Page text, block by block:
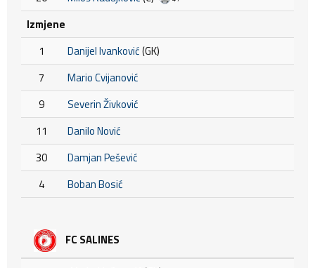
Izmjene
1
Danijel Ivanković(GK)
7
Mario Cvijanović
9
Severin Živković
11
Danilo Nović
30
Damjan Pešević
4
Boban Bosić
FC SALINES